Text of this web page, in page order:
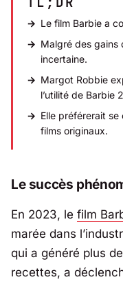
Le film Barbie a
Malgré des gains
incertaine.
Margot Robbie
l’utilité de Barbie 2
Elle préférerait
films originaux.
Le succès
En 2023, le film
marée dans
qui a généré plus
recettes, a